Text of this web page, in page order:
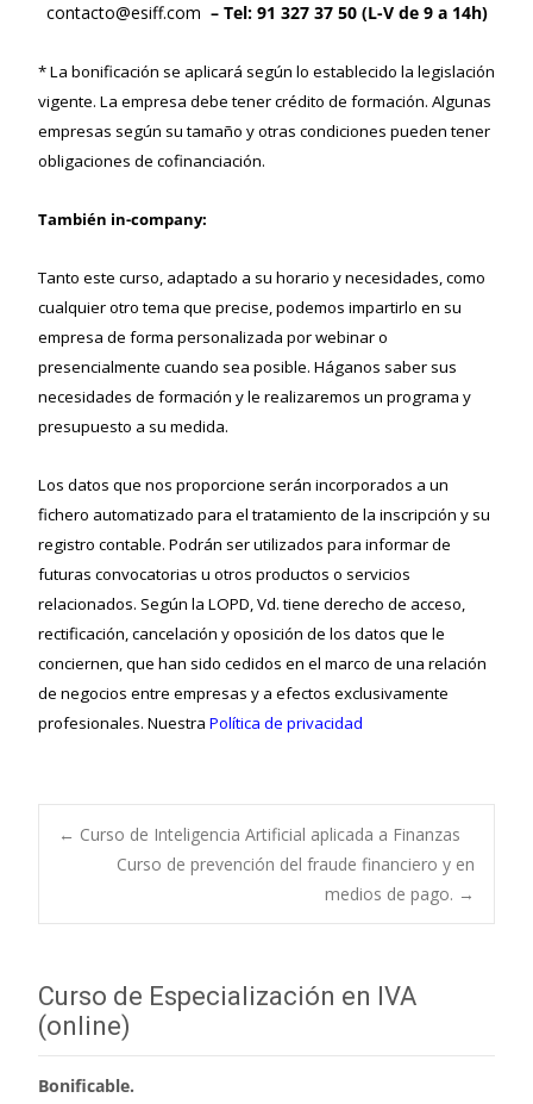
contacto@esiff.com – Tel: 91 327 37 50 (L-V de 9 a 14h)
* La bonificación se aplicará según lo establecido la legislación
vigente. La empresa debe tener crédito de formación. Algunas
empresas según su tamaño y otras condiciones pueden tener
obligaciones de cofinanciación.
También in-company:
Tanto este curso, adaptado a su horario y necesidades, como
cualquier otro tema que precise, podemos impartirlo en su
empresa de forma personalizada por webinar o
presencialmente cuando sea posible. Háganos saber sus
necesidades de formación y le realizaremos un programa y
presupuesto a su medida.
Los datos que nos proporcione serán incorporados a un
fichero automatizado para el tratamiento de la inscripción y su
registro contable. Podrán ser utilizados para informar de
futuras convocatorias u otros productos o servicios
relacionados. Según la LOPD, Vd. tiene derecho de acceso,
rectificación, cancelación y oposición de los datos que le
conciernen, que han sido cedidos en el marco de una relación
de negocios entre empresas y a efectos exclusivamente
profesionales. Nuestra Política de privacidad
Navegación de
entradas
← Curso de Inteligencia Artificial aplicada a Finanzas
Curso de prevención del fraude financiero y en
medios de pago. →
Curso de Especialización en IVA
(online)
Bonificable.